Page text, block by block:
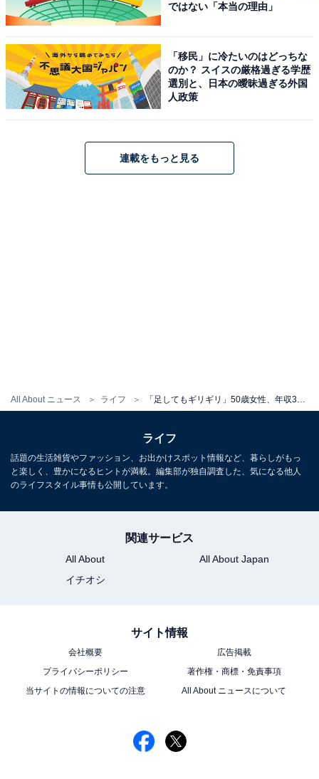
All About ニュース ライフ 「足してもギリギリ」50歳女性、年収380万円。親の介助で「自分の時間がほとんどない」実家暮らしの実態
ではない「本当の理由」
「移民」に冷たいのはどっちな
のか？ スイスの厳格過ぎる学歴
選別と、日本の曖昧過ぎる外国
人政策
連載をもっと見る
ライフ
話題の生活雑貨やファッション、お出かけスポット情報など、暮らしがもっ
と楽しく、豊かになるヒントが満載。編集部が独自調査した、気になる他人
のライフスタイル事情も公開しています。
関連サービス
All About
All About Japan
イチオシ
サイト情報
会社概要
広告掲載
プライバシーポリシー
著作権・商標・免責事項
当サイトの情報についての注意
All About ニュースについて